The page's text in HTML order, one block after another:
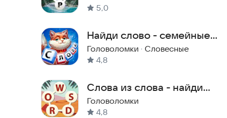
желающих потренировать мозг. Это
насладиться увлекательной игрой в любое
Присоединяйтесь к миллионам игроков,
испытать свои силы и стать мастером слова?
приключение!
Связь с разработчиками игры:
5,0
Найди слово - семейные
истории
Головоломки · Словесные
4,8
Слова из слова - найди
слова
Головоломки
4,8